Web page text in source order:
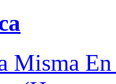
Misma En